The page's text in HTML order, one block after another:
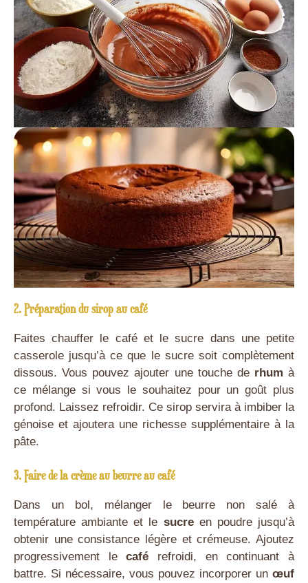
2. Préparation du sirop au café
Faites chauffer le café et le sucre dans une petite
casserole jusqu’à ce que le sucre soit complètement
dissous. Vous pouvez ajouter une touche de rhum à
ce mélange si vous le souhaitez pour un goût plus
profond. Laissez refroidir. Ce sirop servira à imbiber la
génoise et ajoutera une richesse supplémentaire à la
pâte.
3. Faire de la crème au beurre au café
Dans un bol, mélanger le beurre non salé à
température ambiante et le sucre en poudre jusqu’à
obtenir une consistance légère et crémeuse. Ajoutez
progressivement lecafé refroidi, en continuant à
battre. Si nécessaire, vous pouvez incorporer un œuf